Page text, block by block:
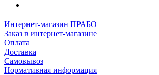
Интернет-магазин ПРАБО
Заказ в интернет-магазине
Оплата
Доставка
Самовывоз
Нормативная информация